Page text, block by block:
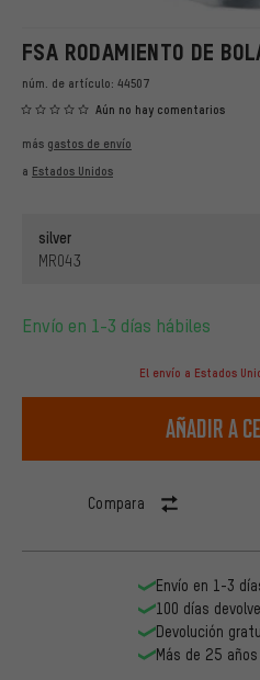
FSA RODAMIENTO DE
núm. de artículo: 44507
Aún no hay comentarios
más gastos de envío
a Estados Unidos
silver
MR043
Envío en 1-3 días hábiles
El envío a Estados
Añadir a
Compara
Envío en 1-3
100 días
Devolución
Más de 25